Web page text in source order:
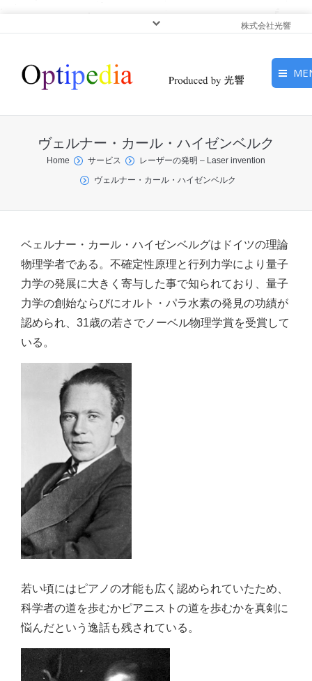
株式会社光響
ピックアップ
光基礎・光源
ン
サービス
ヴェルナー・カール・ハイゼンベルク
You are here:
Home サービス
レーザーの発明 – Laser invention
ヴェルナー・カール・ハイゼンベルク
ベェルナー・カール・ハイゼンベルグはドイツの理論
物理学者である。不確定性原理と行列力学により量子
力学の発展に大きく寄与した事で知られており、量子
力学の創始ならびにオルト・パラ水素の発見の功績が
認められ、31歳の若さでノーベル物理学賞を受賞して
いる。
若い頃にはピアノの才能も広く認められていたため、
科学者の道を歩むかピアニストの道を歩むかを真剣に
悩んだという逸話も残されている。